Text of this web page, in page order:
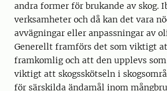
andra former för brukande av skog.
verksamheter och då kan det vara
avväg­ningar eller anpassningar av
Generellt framförs det som viktigt
framkomlig och att den upplevs
viktigt att skogsskötseln i
för särskilda ändamål inom